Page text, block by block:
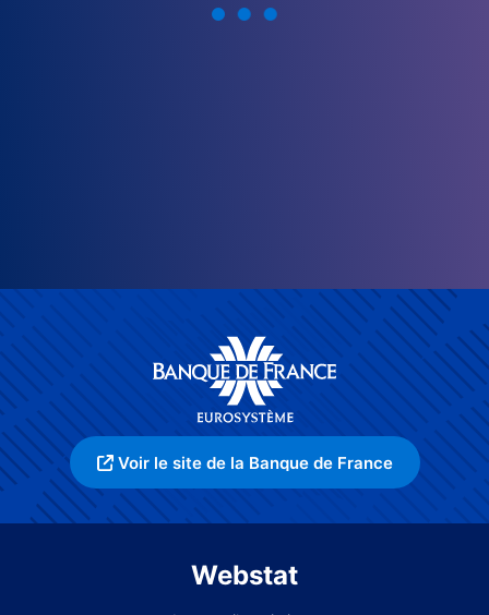
Voir le site de la Banque de France
Webstat